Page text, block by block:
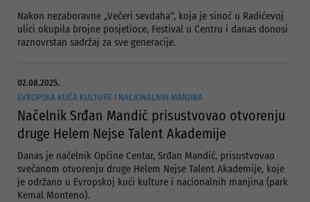
Nakon nezaboravne „Večeri sevdaha“, koja je sinoć u Radićevoj
ulici okupila brojne posjetioce, Festival u Centru i danas donosi
raznovrstan sadržaj za sve generacije.
02.08.2025.
EVROPSKA KUĆA KULTURE I NACIONALNIH MANJINA
Načelnik Srđan Mandić prisustvovao otvorenju
druge Helem Nejse Talent Akademije
Danas je načelnik Općine Centar, Srđan Mandić, prisustvovao
svečanom otvorenju druge Helem Nejse Talent Akademije, koje
je održano u Evropskoj kući kulture i nacionalnih manjina (park
Kemal Monteno).